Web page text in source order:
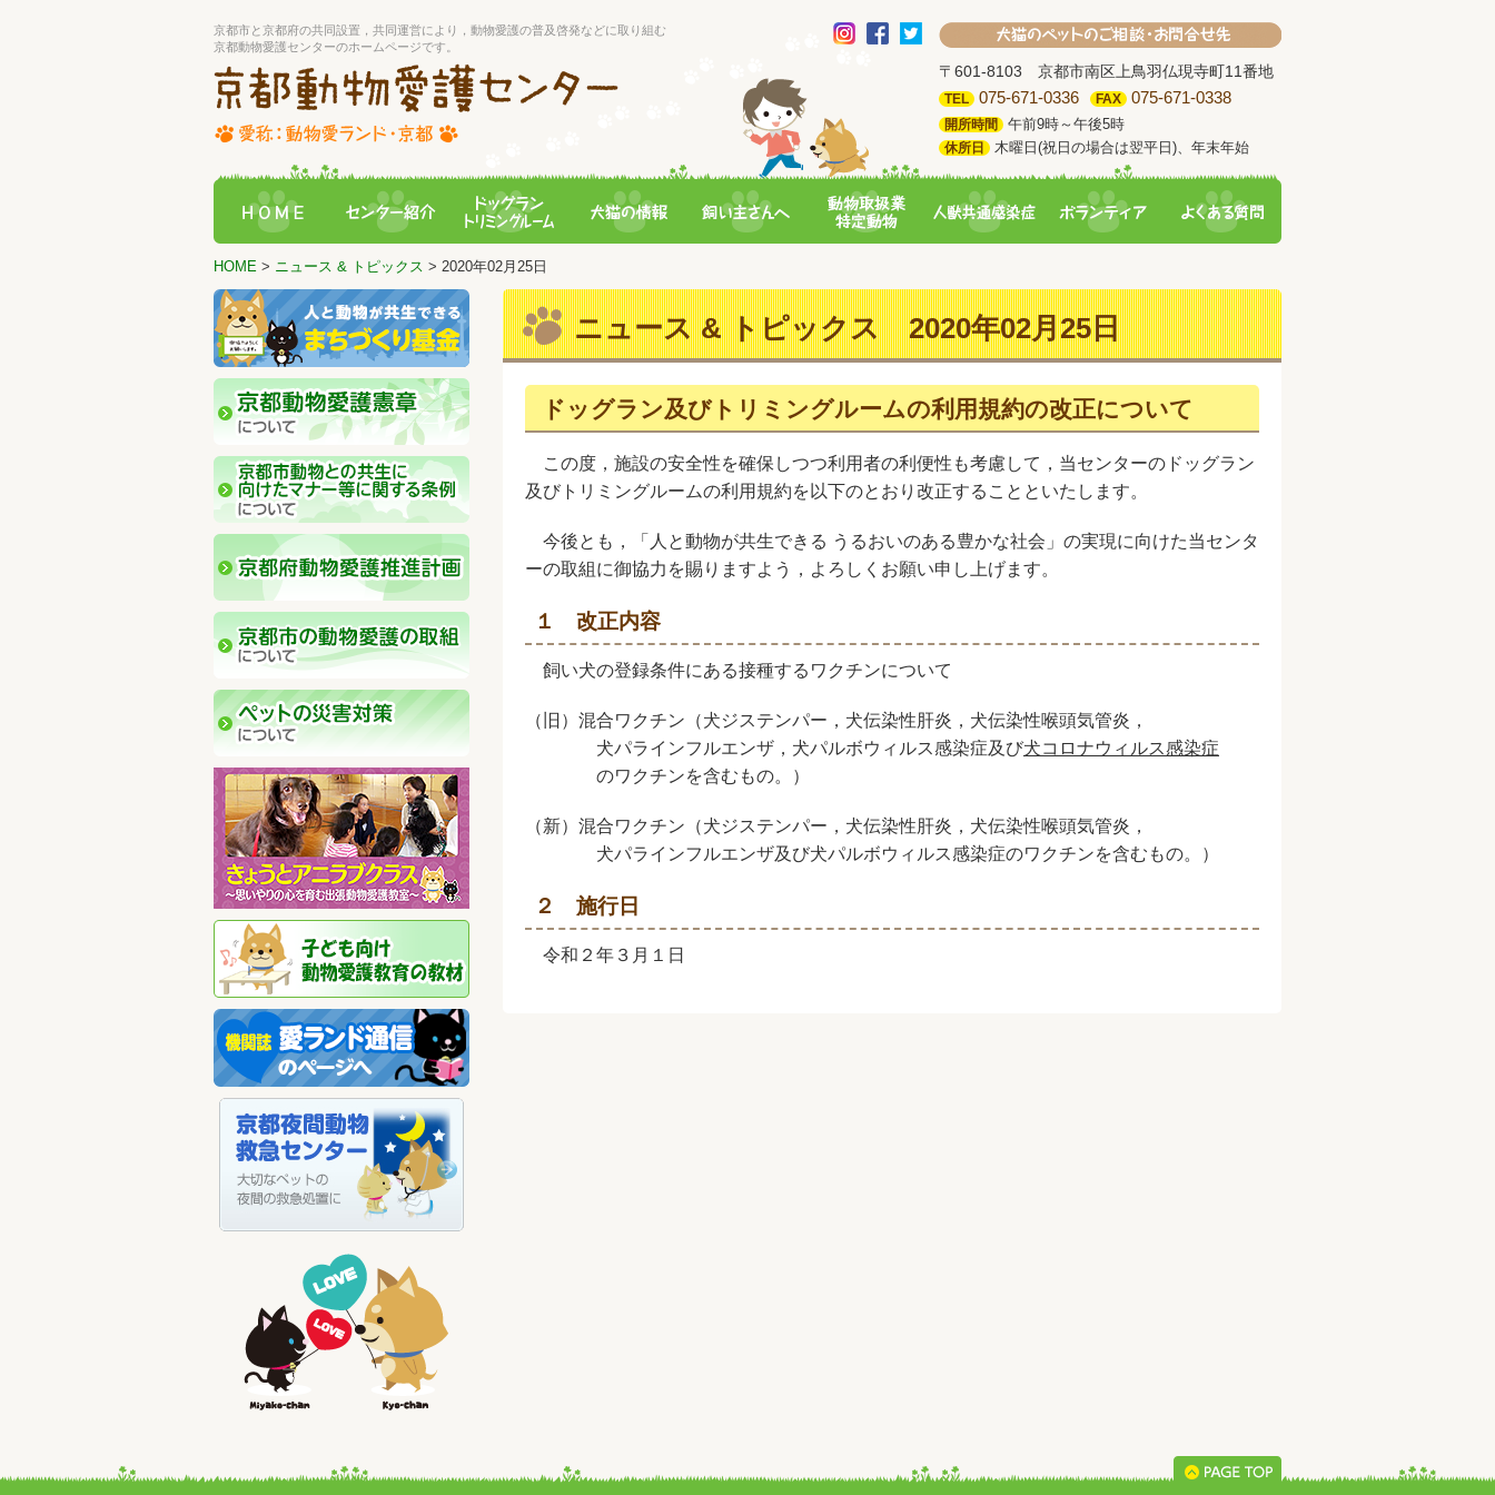
京都市と京都府の共同設置，共同運営により，動物愛護の普及啓発などに取り組む
京都動物愛護センターのホームページです。
〒601-8103 京都市南区上鳥羽仏現寺町11番地
TEL 075-671-0336 FAX 075-671-0338
開所時間 午前9時～午後5時
休所日 木曜日(祝日の場合は翌平日)、年末年始
HOME > ニュース & トピックス > 2020年02月25日
ニュース & トピックス 2020年02月25日
ドッグラン及びトリミングルームの利用規約の改正について
この度，施設の安全性を確保しつつ利用者の利便性も考慮して，当センターのドッグラン
及びトリミングルームの利用規約を以下のとおり改正することといたします。
今後とも，「人と動物が共生できる うるおいのある豊かな社会」の実現に向けた当センタ
ーの取組に御協力を賜りますよう，よろしくお願い申し上げます。
１ 改正内容
飼い犬の登録条件にある接種するワクチンについて
（旧）混合ワクチン（犬ジステンパー，犬伝染性肝炎，犬伝染性喉頭気管炎，
犬パラインフルエンザ，犬パルボウィルス感染症及び犬コロナウィルス感染症
のワクチンを含むもの。）
（新）混合ワクチン（犬ジステンパー，犬伝染性肝炎，犬伝染性喉頭気管炎，
犬パラインフルエンザ及び犬パルボウィルス感染症のワクチンを含むもの。）
２ 施行日
令和２年３月１日